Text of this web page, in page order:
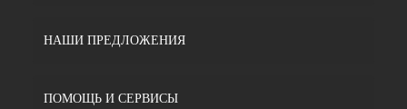
НАШИ ПРЕДЛОЖЕНИЯ
ПОМОЩЬ И СЕРВИСЫ